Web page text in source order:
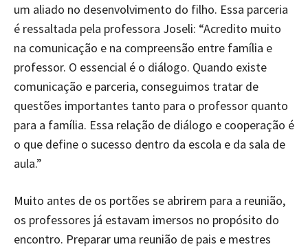
um aliado no desenvolvimento do filho. Essa parceria
é ressaltada pela professora Joseli: “Acredito muito
na comunicação e na compreensão entre família e
professor. O essencial é o diálogo. Quando existe
comunicação e parceria, conseguimos tratar de
questões importantes tanto para o professor quanto
para a família. Essa relação de diálogo e cooperação é
o que define o sucesso dentro da escola e da sala de
aula.”
Muito antes de os portões se abrirem para a reunião,
os professores já estavam imersos no propósito do
encontro. Preparar uma reunião de pais e mestres